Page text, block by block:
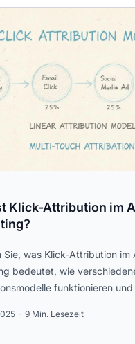
Attribution im Affiliate-
Klick-Attribution im
Sie, was Klick-Attribution im
bedeutet, wie
funktionieren
9 Min. Lesezeit